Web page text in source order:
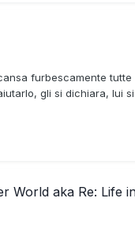
furbescamente
gli si dichiara, lui
World aka Re: